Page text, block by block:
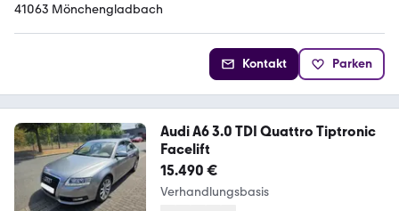
41063 Mönchengladbach
Kontakt Parken
Audi A6 3.0 TDI Quattro Tiptronic
Facelift
15.490 €
Verhandlungsbasis